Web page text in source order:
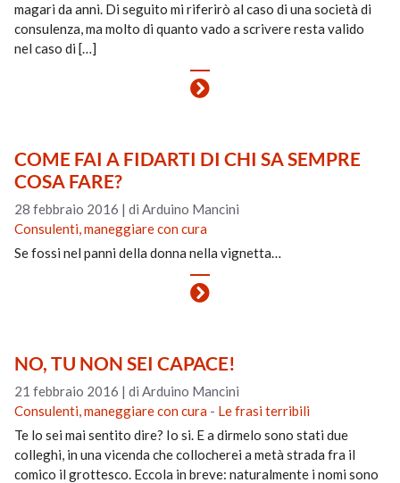
magari da anni. Di seguito mi riferirò al caso di una società di
consulenza, ma molto di quanto vado a scrivere resta valido
nel caso di […]
COME FAI A FIDARTI DI CHI SA SEMPRE
COSA FARE?
28 febbraio 2016 |di Arduino Mancini
Consulenti, maneggiare con cura
Se fossi nel panni della donna nella vignetta…
NO, TU NON SEI CAPACE!
21 febbraio 2016 |di Arduino Mancini
Consulenti, maneggiare con cura - Le frasi terribili
Te lo sei mai sentito dire? Io si. E a dirmelo sono stati due
colleghi, in una vicenda che collocherei a metà strada fra il
comico il grottesco. Eccola in breve: naturalmente i nomi sono